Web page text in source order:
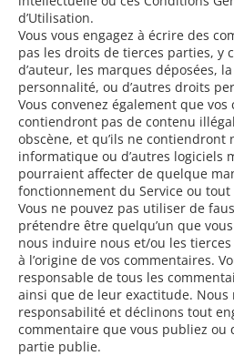
d’Utilisation.
Vous vous engagez à écrire des
pas les droits de tierces parties, y
d’auteur, les marques déposées,
personnalité, ou d’autres droits
Vous convenez également que
contiendront pas de contenu
obscène, et qu’ils ne contiendront
informatique ou d’autres logiciels
pourraient affecter de quelque
fonctionnement du Service ou
Vous ne pouvez pas utiliser de
prétendre être quelqu’un que
nous induire nous et/ou les
à l’origine de vos commentaires.
responsable de tous les
ainsi que de leur exactitude. Nous
responsabilité et déclinons tout
commentaire que vous publiez ou
partie publie.